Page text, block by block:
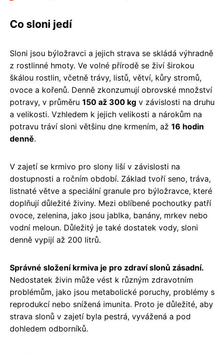
Co sloni jedí
Sloni jsou býložravci a jejich strava se skládá výhradně
z rostlinné hmoty. Ve volné přírodě se živí širokou
škálou rostlin, včetně trávy, listů, větví, kůry stromů,
ovoce a kořenů. Denně zkonzumují obrovské množství
potravy, v průměru 150 až 300 kg v závislosti na druhu
a velikosti. Vzhledem k jejich velikosti a nárokům na
potravu tráví sloni většinu dne krmením, až 16 hodin
denně.
V zajetí se krmivo pro slony liší v závislosti na
dostupnosti a ročním období. Základ tvoří seno, tráva,
listnaté větve a speciální granule pro býložravce, které
doplňují důležité živiny. Mezi oblíbené pochoutky patří
ovoce, zelenina, jako jsou jablka, banány, mrkev nebo
vodní meloun. Důležitý je také dostatek vody, sloni
denně vypijí až 200 litrů.
Správné složení krmiva je pro zdraví slonů zásadní.
Nedostatek živin může vést k různým zdravotním
problémům, jako jsou metabolické poruchy, problémy s
reprodukcí nebo snížená imunita. Proto je důležité, aby
strava slonů v zajetí byla pestrá, vyvážená a pod
dohledem odborníků.